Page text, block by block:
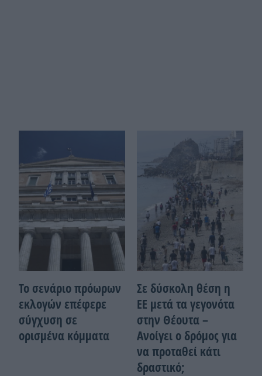
Το σενάριο πρόωρων
εκλογών επέφερε
σύγχυση σε
ορισμένα κόμματα
Σε δύσκολη θέση η
ΕΕ μετά τα γεγονότα
στην Θέουτα –
Ανοίγει ο δρόμος για
να προταθεί κάτι
δραστικό;